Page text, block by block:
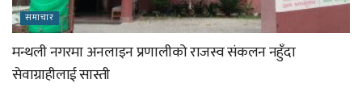
समाचार
मन्थली नगरमा अनलाइन प्रणालीको राजस्व संकलन नहुँदा
सेवाग्राहीलाई सास्ती